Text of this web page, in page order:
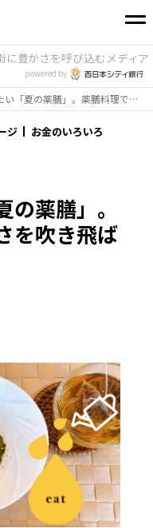
に豊かさを呼び込むメディア
powered by
初夏に食べたい「夏の薬膳」。薬膳料理で夏の暑さを吹き飛ばしませんか？
ジ お金のいろいろ
薬膳」。
を吹き飛ば